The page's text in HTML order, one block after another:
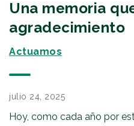
Una memoria
agradecimiento
Actuamos
julio 24, 2025
Hoy, como cada año por